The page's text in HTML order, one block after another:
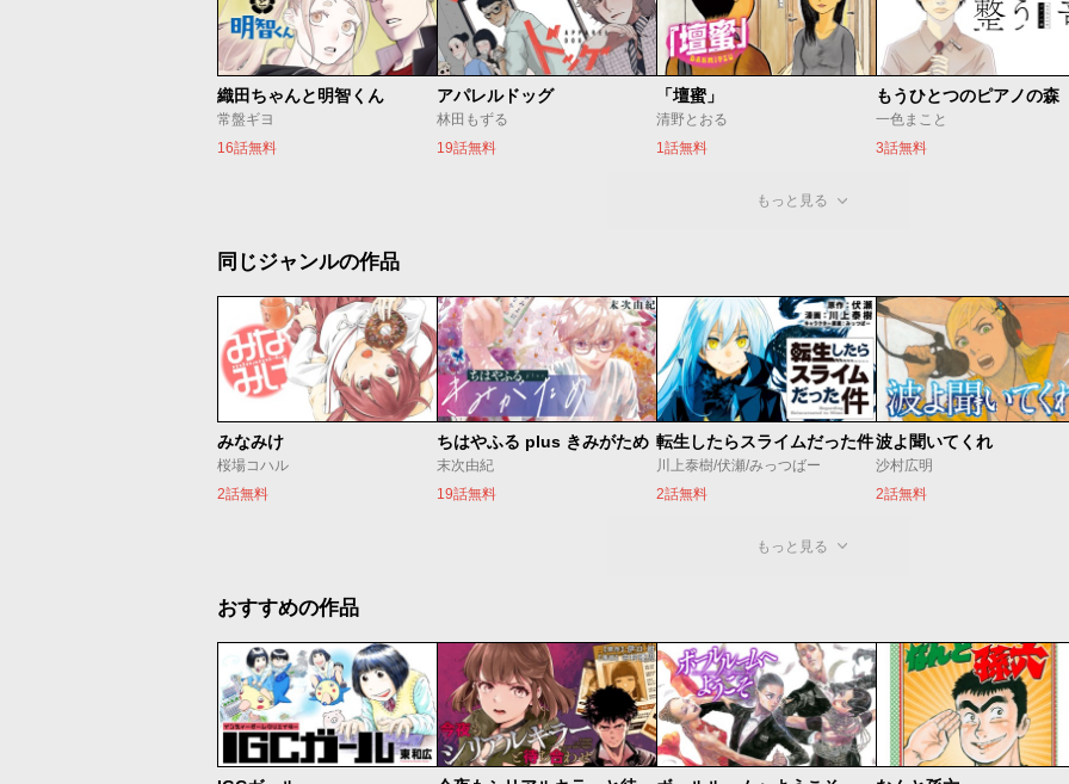
織田ちゃんと明智くん
常盤ギヨ
16話無料
アパレルドッグ
林田もずる
19話無料
「壇蜜」
清野とおる
1話無料
一色まこと
3話無料
もっと見る
同じジャンルの作品
みなみけ
桜場コハル
2話無料
ちはやふる plus きみがため
末次由紀
19話無料
転生したらスライムだった件
川上泰樹/伏瀬/みっつばー
2話無料
波よ聞いてくれ
沙村広明
2話無料
もっと見る
おすすめの作品